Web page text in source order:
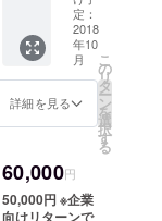
なります。 撮影
写真は別途お好
きなサイズでお
好きなだけお買
い求めいただけ
気に入って頂け
たお写真のみお
けます。
真の閲
覧及び
購入が
可能！
撮影
サービ
終了後
メール
にて撮
ミィにて写真の
閲覧及び購入が
可能！ 撮影サー
ビスの流れ 1.リ
メールにて撮影
日時や場所など
終確認をお電話
にて確認を行い
ます 3.撮影日当
影を
行って
いきま
す。 お
急ぎの
方はご
相談く
ださい
ターン
内容は
以下の
定：
2018
年10
月
詳細を見る
こ
の
リ
タ
ー
ン
を
選
択
す
る
60,000円
50,000円 ※企業
向けリターンで